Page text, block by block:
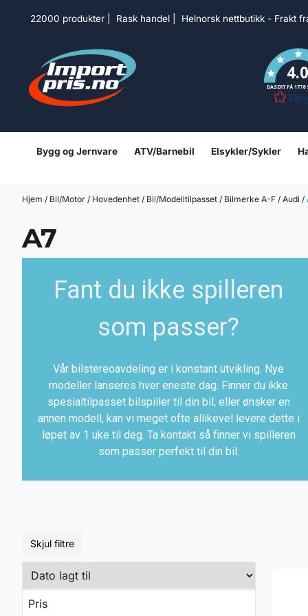
Hopp til innhold
22000 produkter | Rask handel | Helnorsk nettbutikk - Frakt
4.0
BASERT PÅ 1778
Bygg og Jernvare ATV/Barnebil Elsykler/Sykler
Hjem / Bil/Motor / Hovedenhet / Bil/Modelltilpasset / Bilmerke A-F / Audi /
A7
Fant du ikke spilleren
som passer?
Vår bilstereoavdeling er i konstant utvikling. Nye
modeller lanseres hver eneste dag. Finner du ikke
spesialtilpasset bilspiller til din bil, eller ønsker en
annen modell, kan vi meget ofte allikevel levere dette i
løpet av 1 uke til deg. Ta kontakt så finner vi spilleren
som passer perfekt til din bil.
Skjul filtre
Pris